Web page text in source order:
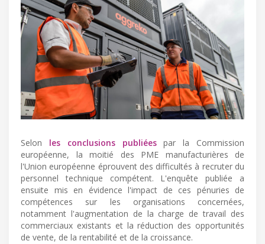
Selon les conclusions publiéespar la Commission
européenne, la moitié des PME manufacturières de
l'Union européenne éprouvent des difficultés à recruter du
personnel technique compétent. L'enquête publiée a
ensuite mis en évidence l'impact de ces pénuries de
compétences sur les organisations concernées,
notamment l'augmentation de la charge de travail des
commerciaux existants et la réduction des opportunités
de vente, de la rentabilité et de la croissance.